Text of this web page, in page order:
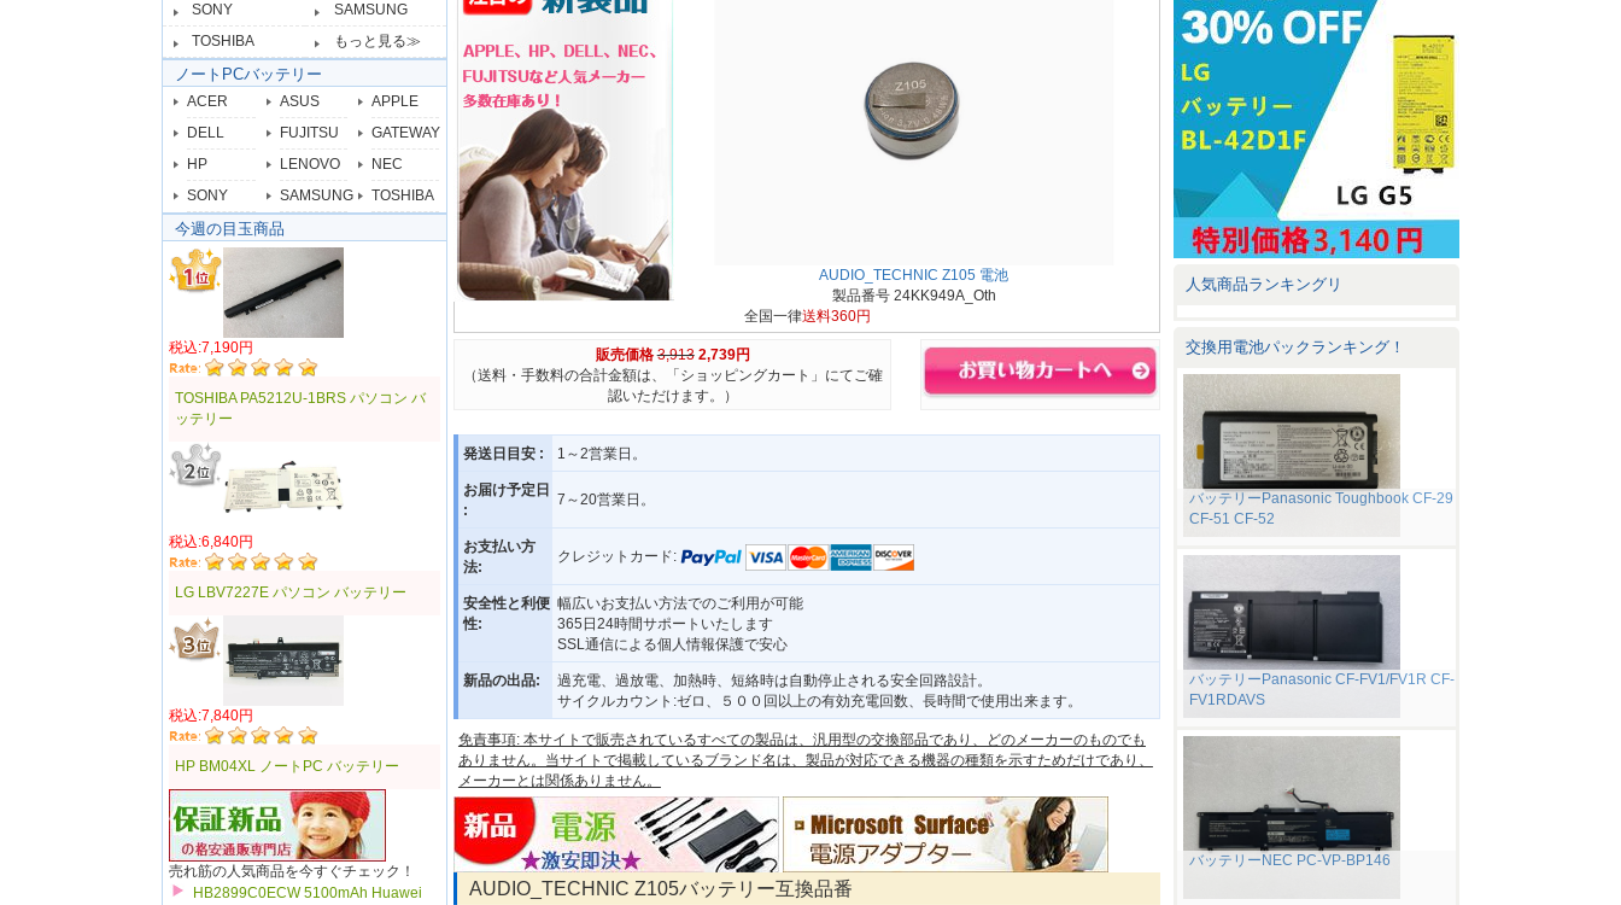
SONY
SAMSUNG
TOSHIBA
もっと見る≫
ノートPCバッテリー
ACER ASUS
APPLE
DELL
FUJITSU
GATEWAY
HP
LENOVO
NEC
SONY
SAMSUNG TOSHIBA
今週の目玉商品
税込:7,190円
TOSHIBA PA5212U-1BRS パソコン バ
ッテリー
税込:6,840円
LG LBV7227E パソコン バッテリー
税込:7,840円
HP BM04XL ノートPC バッテリー
売れ筋の人気商品を今すぐチェック！
HB2899C0ECW 5100mAh Huawei
AUDIO_TECHNIC Z105 電池
製品番号 24KK949A_Oth
全国一律送料360円
販売価格 3,913 2,739円
（送料・手数料の合計金額は、「ショッピングカート」にてご確
認いただけます。）
発送日目安 : 1～2営業日。
お届け予定日
:
7～20営業日。
お支払い方
法:
クレジットカード:
安全性と利便
性:
幅広いお支払い方法でのご利用が可能
365日24時間サポートいたします
SSL通信による個人情報保護で安心
新品の出品:
過充電、過放電、加熱時、短絡時は自動停止される安全回路設計。
サイクルカウント:ゼロ、５００回以上の有効充電回数、長時間で使用出来ます。
免責事項: 本サイトで販売されているすべての製品は、汎用型の交換部品であり、どのメーカーのものでも
ありません。当サイトで掲載しているブランド名は、製品が対応できる機器の種類を示すためだけであり、
メーカーとは関係ありません。
AUDIO_TECHNIC Z105バッテリー互換品番
人気商品ランキングリ
交換用電池パックランキング！
バッテリーPanasonic Toughbook CF-29
CF-51 CF-52
バッテリーPanasonic CF-FV1/FV1R CF-
FV1RDAVS
バッテリーNEC PC-VP-BP146